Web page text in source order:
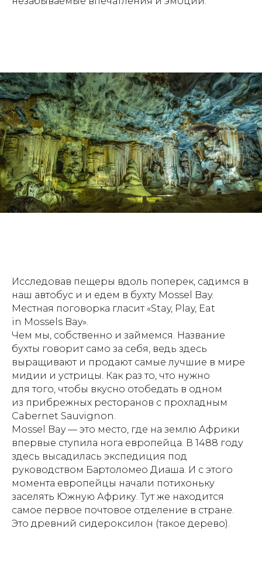
Исследовав пещеры вдоль поперек, садимся в
наш автобус и и едем в бухту Mossel Bay.
Местная поговорка гласит «Stay, Play, Eat
in Mossels Bay».
Чем мы, собственно и займемся. Название
бухты говорит само за себя, ведь здесь
выращивают и продают самые лучшие в мире
мидии и устрицы. Как раз то, что нужно
для того, чтобы вкусно отобедать в одном
из прибрежных ресторанов с прохладным
Cabernet Sauvignon.
Mossel Bay — это место, где на землю Африки
впервые ступила нога европейца. В 1488 году
здесь высадилась экспедиция под
руководством Бартоломео Диаша. И с этого
момента европейцы начали потихоньку
заселять Южную Африку. Тут же находится
самое первое почтовое отделение в стране.
Это древний сидероксилон (такое дерево).